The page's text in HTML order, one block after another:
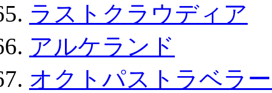
ラストクラウディア
アルケランド
オクトパストラベラ